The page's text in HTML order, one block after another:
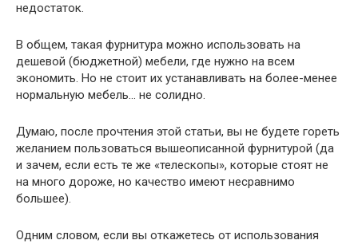
недостаток.
В общем, такая фурнитура можно использовать на
дешевой (бюджетной) мебели, где нужно на всем
экономить. Но не стоит их устанавливать на более-менее
нормальную мебель… не солидно.
Думаю, после прочтения этой статьи, вы не будете гореть
желанием пользоваться вышеописанной фурнитурой (да
и зачем, если есть те же «телескопы», которые стоят не
на много дороже, но качество имеют несравнимо
большее).
Одним словом, если вы откажетесь от использования